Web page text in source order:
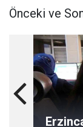
Önceki ve